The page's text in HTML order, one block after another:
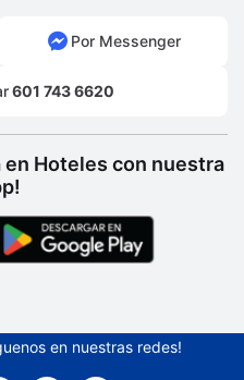
Por Messenger
601 743 6620
en Hoteles con nuestra
en nuestras redes!